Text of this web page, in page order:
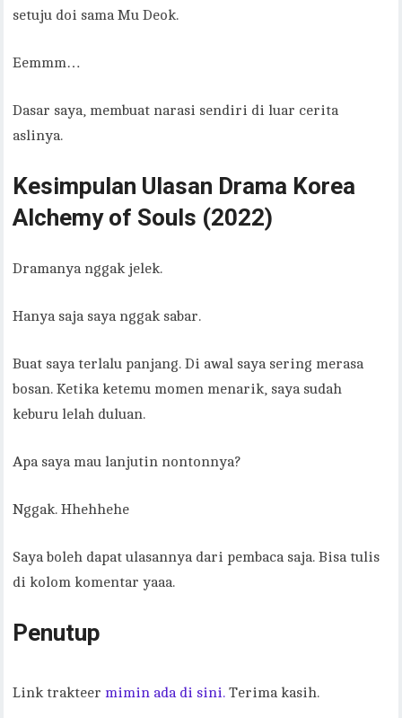
setuju doi sama Mu Deok.
Eemmm…
Dasar saya, membuat narasi sendiri di luar cerita
aslinya.
Kesimpulan Ulasan Drama Korea
Alchemy of Souls (2022)
Dramanya nggak jelek.
Hanya saja saya nggak sabar.
Buat saya terlalu panjang. Di awal saya sering merasa
bosan. Ketika ketemu momen menarik, saya sudah
keburu lelah duluan.
Apa saya mau lanjutin nontonnya?
Nggak. Hhehhehe
Saya boleh dapat ulasannya dari pembaca saja. Bisa tulis
di kolom komentar yaaa.
Penutup
Link trakteermimin ada di sini.Terima kasih.